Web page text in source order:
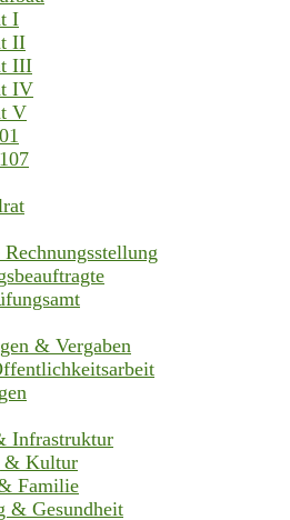
I
II
III
IV
V
& Vergaben
Infrastruktur
& Kultur
Familie
& Gesundheit